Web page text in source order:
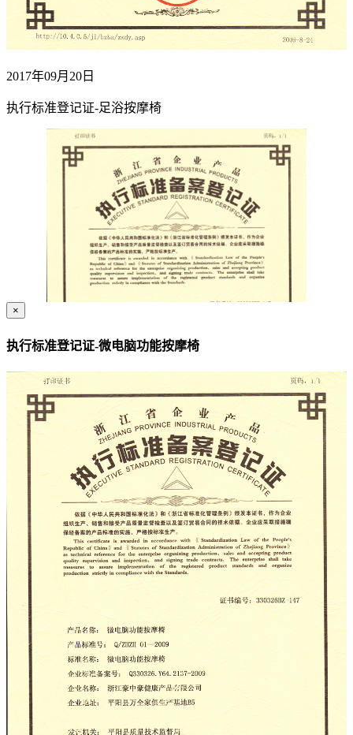
2017年09月20日
执行标准登记证-足浴按摩椅
×
执行标准登记证-微电脑功能按摩椅